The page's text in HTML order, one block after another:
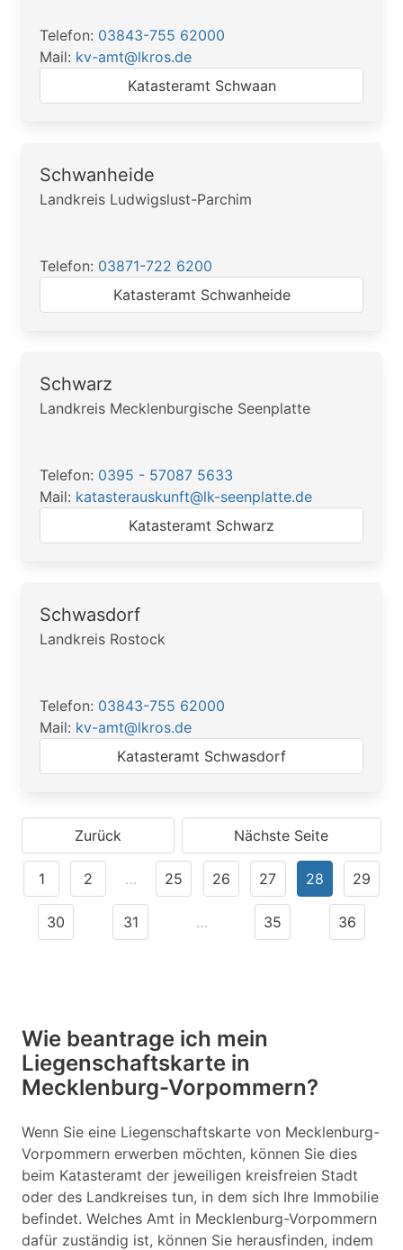
Telefon: 03843-755 62000
Mail: kv-amt@lkros.de
Katasteramt Schwaan
Schwanheide
Landkreis Ludwigslust-Parchim
Telefon: 03871-722 6200
Katasteramt Schwanheide
Schwarz
Landkreis Mecklenburgische Seenplatte
Telefon: 0395 - 57087 5633
Mail: katasterauskunft@lk-seenplatte.de
Katasteramt Schwarz
Schwasdorf
Landkreis Rostock
Telefon: 03843-755 62000
Mail: kv-amt@lkros.de
Katasteramt Schwasdorf
Zurück Nächste Seite
1 2 … 25 26 27 28 29
30 31 … 35 36
Wie beantrage ich mein
Liegenschaftskarte in
Mecklenburg-Vorpommern?
Wenn Sie eine Liegenschaftskarte von Mecklenburg-
Vorpommern erwerben möchten, können Sie dies
beim Katasteramt der jeweiligen kreisfreien Stadt
oder des Landkreises tun, in dem sich Ihre Immobilie
befindet. Welches Amt in Mecklenburg-Vorpommern
dafür zuständig ist, können Sie herausfinden, indem